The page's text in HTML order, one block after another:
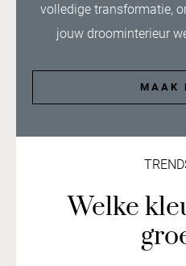
volledige transformatie,
jouw droominterieur
MAAK
Welke